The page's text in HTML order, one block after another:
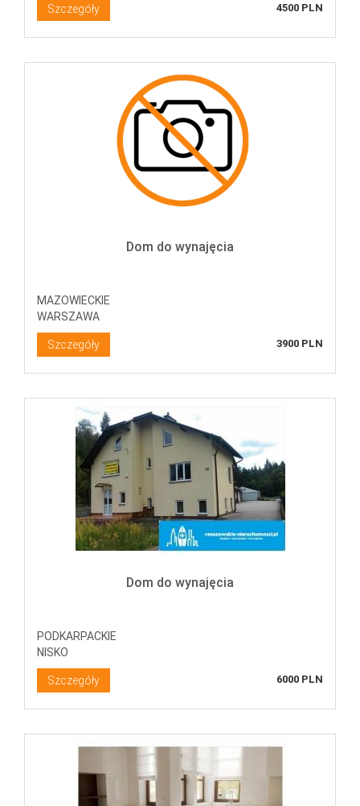
Szczegóły 4500 PLN
Dom do wynajęcia
MAZOWIECKIE
WARSZAWA
Szczegóły 3900 PLN
Dom do wynajęcia
PODKARPACKIE
NISKO
Szczegóły 6000 PLN